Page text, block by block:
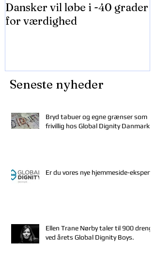
Dansker vil løbe i -40 grader
for værdighed
Seneste nyheder
Bryd tabuer og egne grænser som
frivillig hos Global Dignity Danmark
Er du vores nye hjemmeside-ekspert?
Ellen Trane Nørby taler til 900 drenge
ved årets Global Dignity Boys.